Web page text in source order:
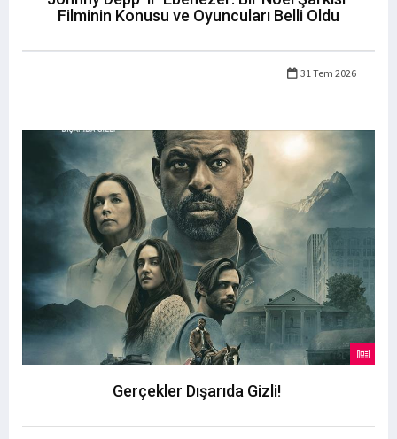
Filminin Konusu ve Oyuncuları Belli Oldu
31 Tem 2026
Gerçekler Dışarıda Gizli!